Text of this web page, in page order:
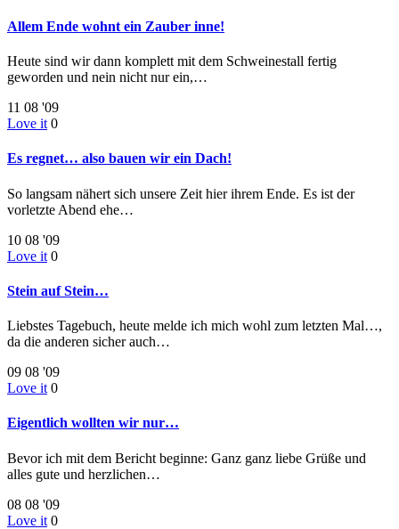
Allem Ende wohnt ein Zauber inne!
Heute sind wir dann komplett mit dem Schweinestall fertig
geworden und nein nicht nur ein,…
11 08 '09
Love it 0
Es regnet… also bauen wir ein Dach!
So langsam nähert sich unsere Zeit hier ihrem Ende. Es ist der
vorletzte Abend ehe…
10 08 '09
Love it 0
Stein auf Stein…
Liebstes Tagebuch, heute melde ich mich wohl zum letzten Mal…,
da die anderen sicher auch…
09 08 '09
Love it 0
Eigentlich wollten wir nur…
Bevor ich mit dem Bericht beginne: Ganz ganz liebe Grüße und
alles gute und herzlichen…
08 08 '09
Love it 0